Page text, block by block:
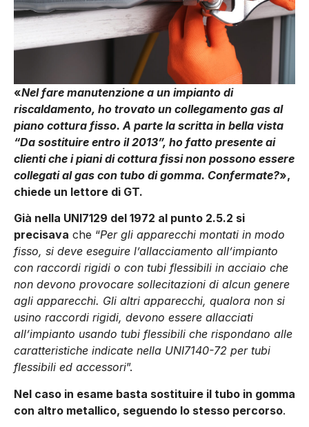
«Nel fare manutenzione a un impianto di
riscaldamento, ho trovato un collegamento gas al
piano cottura fisso. A parte la scritta in bella vista
“Da sostituire entro il 2013”, ho fatto presente ai
clienti che i piani di cottura fissi non possono essere
collegati al gas con tubo di gomma. Confermate?»,
chiede un lettore di GT.
Già nella UNI7129 del 1972 al punto 2.5.2 si
precisava che “Per gli apparecchi montati in modo
fisso, si deve eseguire l’allacciamento all’impianto
con raccordi rigidi o con tubi flessibili in acciaio che
non devono provocare sollecitazioni di alcun genere
agli apparecchi. Gli altri apparecchi, qualora non si
usino raccordi rigidi, devono essere allacciati
all’impianto usando tubi flessibili che rispondano alle
caratteristiche indicate nella UNI7140-72 per tubi
flessibili ed accessori”.
Nel caso in esame basta sostituire il tubo in gomma
con altro metallico, seguendo lo stesso percorso.